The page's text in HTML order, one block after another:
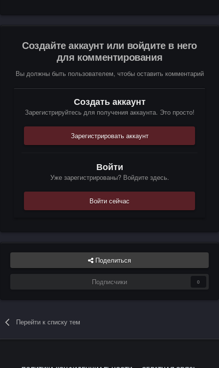
Создайте аккаунт или войдите в него
для комментирования
Вы должны быть пользователем, чтобы оставить комментарий
Создать аккаунт
Зарегистрируйтесь для получения аккаунта. Это просто!
Зарегистрировать аккаунт
Войти
Уже зарегистрированы? Войдите здесь.
Войти сейчас
Поделиться
Подписчики 0
Перейти к списку тем